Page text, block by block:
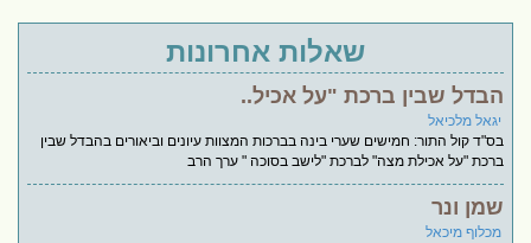
שאלות אחרונות
הבדל שבין ברכת "על אכיל..
יגאל מלכיאל
בס"ד קול התור: חמישים שערי בינה בברכות המצוות עיונים וביאורים בהבדל שבין
ברכת "על אכילת מצה" לברכת "לישב בסוכה " ערך הרב
שמן ונר
מכלוף מיכאל